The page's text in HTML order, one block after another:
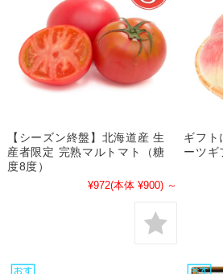
【シーズン終盤】北海道産 生
産者限定 完熟マルトマト（糖
度8度）
¥972(本体 ¥900) ～
ギフト
ーツギ